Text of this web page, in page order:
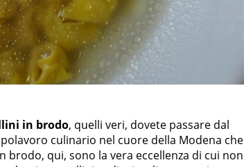
in brodo, quelli veri, dovete passare dal
culinario nel cuore della Modena che
qui, sono la vera eccellenza di cui non